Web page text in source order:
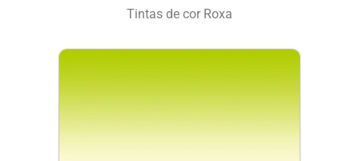
Tintas de cor Roxa